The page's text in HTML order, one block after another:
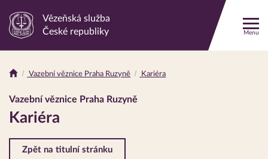
Odkaz
stránku
Vězeňská služba
České republiky
Menu
Drobečková
navigace
Vazební věznice Praha Ruzyně Kariéra
Vazební věznice Praha Ruzyně
Kariéra
Zpět na titulní stránku